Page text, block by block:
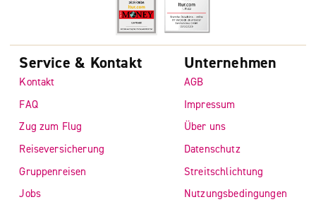
Service & Kontakt
Kontakt
FAQ
Zug zum Flug
Reiseversicherung
Gruppenreisen
Jobs
Unternehmen
AGB
Impressum
Über uns
Datenschutz
Streitschlichtung
Nutzungsbedingungen